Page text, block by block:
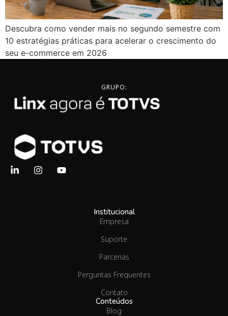
Descubra como vender mais no segundo semestre com
10 estratégias práticas para acelerar o crescimento do
seu e-commerce em 2026
GRUPO:
Institucional
Empresa
Suporte
Parcerias
Perguntas Frequentes
Contato
Conteúdos
Blog